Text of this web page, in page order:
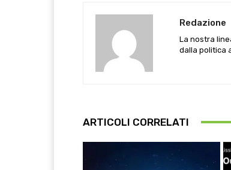
Redazione
La nostra
dalla politica
ARTICOLI CORRELATI